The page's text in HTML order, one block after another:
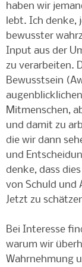
haben wir
lebt. Ich denke,
bewusster
Input aus der
zu verarbeiten.
Bewusstsein
Mitmenschen,
und damit zu
die wir dann
und
denke, dass
von Schuld und
Jetzt zu
Bei Interesse
warum wir
Wahrnehmung